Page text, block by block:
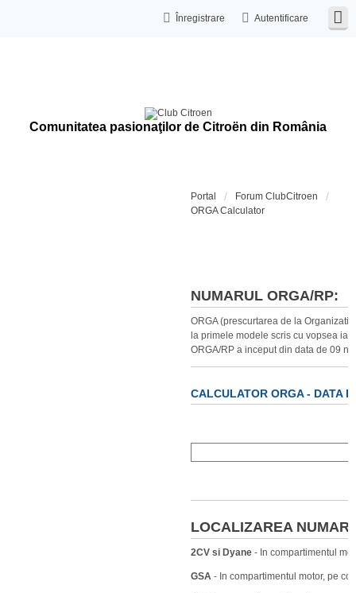
Autentificare
Înregistrare
Comunitatea pasionaţilor de Citroën din România
Portal
Forum ClubCitroen
ORGA Calculator
NUMARUL ORGA/RP:
ORGA (prescurtarea de la
la primele modele scris cu vopsea
ORGA/RP a inceput din data de 09
CALCULATOR ORGA - DATA
LOCALIZAREA
2CV si Dyane - In compartimentul
GSA - In compartimentul motor, pe